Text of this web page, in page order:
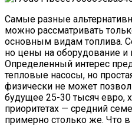
Самые разные
можно рассматривать
основным видам топлива.
но цены на оборудование
Определенный интерес
тепловые насосы, но
физически не может
будущее 25-30 тысяч евро,
приоритетах — средний
примерно столько же. Что в